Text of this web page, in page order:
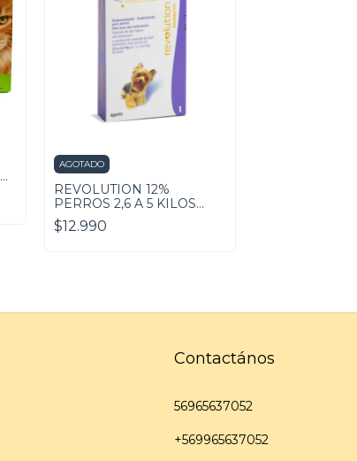
AGOTADO
REVOLUTION 12%
PERROS 2,6 A 5 KILOS
PIPETA 0,25 ML
$12.990
Contactános
56965637052
+569965637052